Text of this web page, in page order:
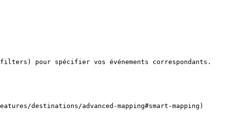
pour spécifier vos événements correspondants.
destinations/advanced-mapping#smart-mapping)